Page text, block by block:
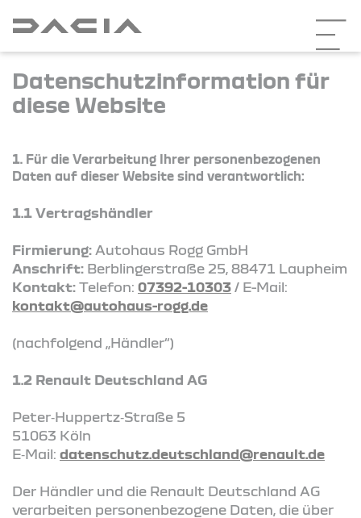
Datenschutzinformation für
diese Website
1. Für die Verarbeitung Ihrer personenbezogenen
Daten auf dieser Website sind verantwortlich:
1.1 Vertragshändler
Firmierung: Autohaus Rogg GmbH
Anschrift: Berblingerstraße 25, 88471 Laupheim
Kontakt: Telefon: 07392-10303 / E-Mail:
kontakt@autohaus-rogg.de
(nachfolgend „Händler“)
1.2 Renault Deutschland AG
Peter‑Huppertz‑Straße 5
51063 Köln
E‑Mail: datenschutz.deutschland@renault.de
Der Händler und die Renault Deutschland AG
verarbeiten personenbezogene Daten, die über